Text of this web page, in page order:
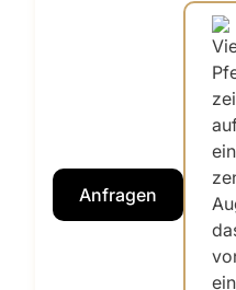
Anfragen